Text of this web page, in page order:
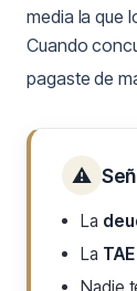
media la que
Cuando
pagaste de
⚠
La
La